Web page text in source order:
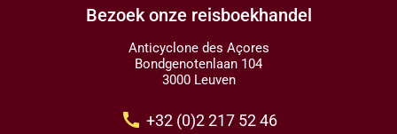
Bezoek onze reisboekhandel
Anticyclone des Açores
Bondgenotenlaan 104
3000 Leuven
call +32 (0)2 217 52 46